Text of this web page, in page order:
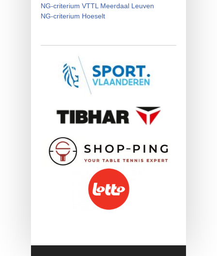
NG-criterium VTTL Meerdaal Leuven
NG-criterium Hoeselt